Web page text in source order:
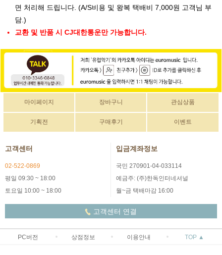
면 처리해 드립니다. (A/S비용 및 왕복 택배비 7,000원 고객님 부
담.)
교환 및 반품 시 CJ대한통운만 가능합니다.
마이페이지 장바구니 관심상품
기획전 구매후기 이벤트
고객센터
02-522-0869
평일 09:30 ~ 18:00
토요일 10:00 ~ 18:00
입금계좌정보
국민 270901-04-033114
예금주: (주)한독인터네셔널
월~금 택배마감 16:00
고객센터 연결
PC버전 상점정보 이용안내 TOP ▲